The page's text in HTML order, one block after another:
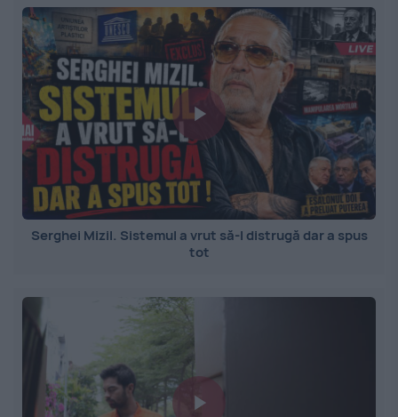
Serghei Mizil. Sistemul a vrut să-l distrugă dar a spus
tot